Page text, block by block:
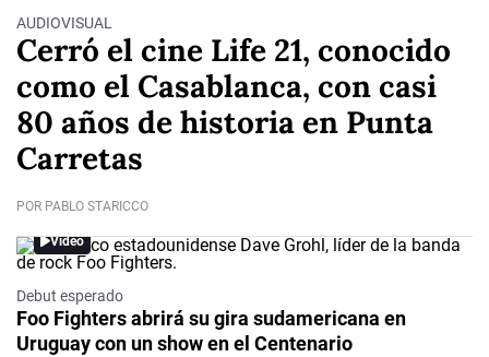
AUDIOVISUAL
Cerró el cine Life 21, conocido
como el Casablanca, con casi
80 años de historia en Punta
Carretas
POR PABLO STARICCO
Video
Debut esperado
Foo Fighters abrirá su gira sudamericana en
Uruguay con un show en el Centenario